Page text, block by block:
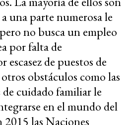
una parte numerosa le
no busca un empleo
por falta de
de puestos de
obstáculos como las
cuidado familiar le
en el mundo del
2015 las Naciones